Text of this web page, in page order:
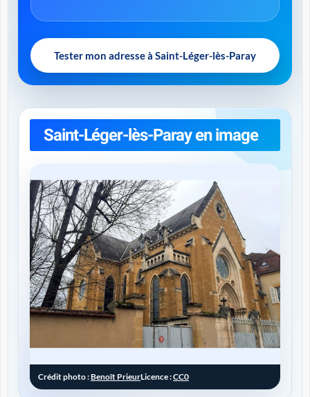
Tester mon adresse à Saint-Léger-lès-Paray
Saint-Léger-lès-Paray en image
Crédit photo :Benoît PrieurLicence :CC0